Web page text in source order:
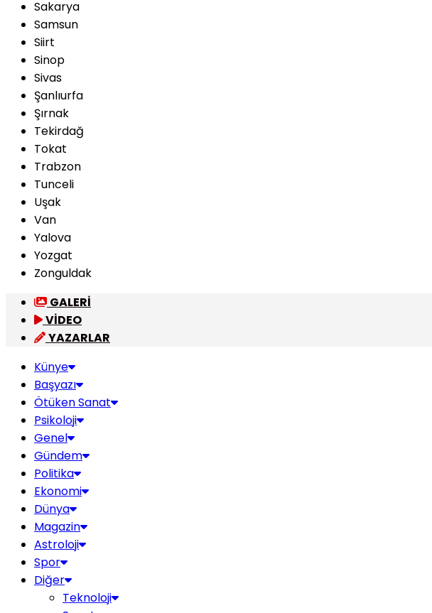
Sakarya
Samsun
Siirt
Sinop
Sivas
Şanlıurfa
Şırnak
Tekirdağ
Tokat
Trabzon
Tunceli
Uşak
Van
Yalova
Yozgat
Zonguldak
GALERİ
VİDEO
YAZARLAR
Künye
Başyazı
Ötüken Sanat
Psikoloji
Genel
Gündem
Politika
Ekonomi
Dünya
Magazin
Astroloji
Spor
Diğer
Teknoloji